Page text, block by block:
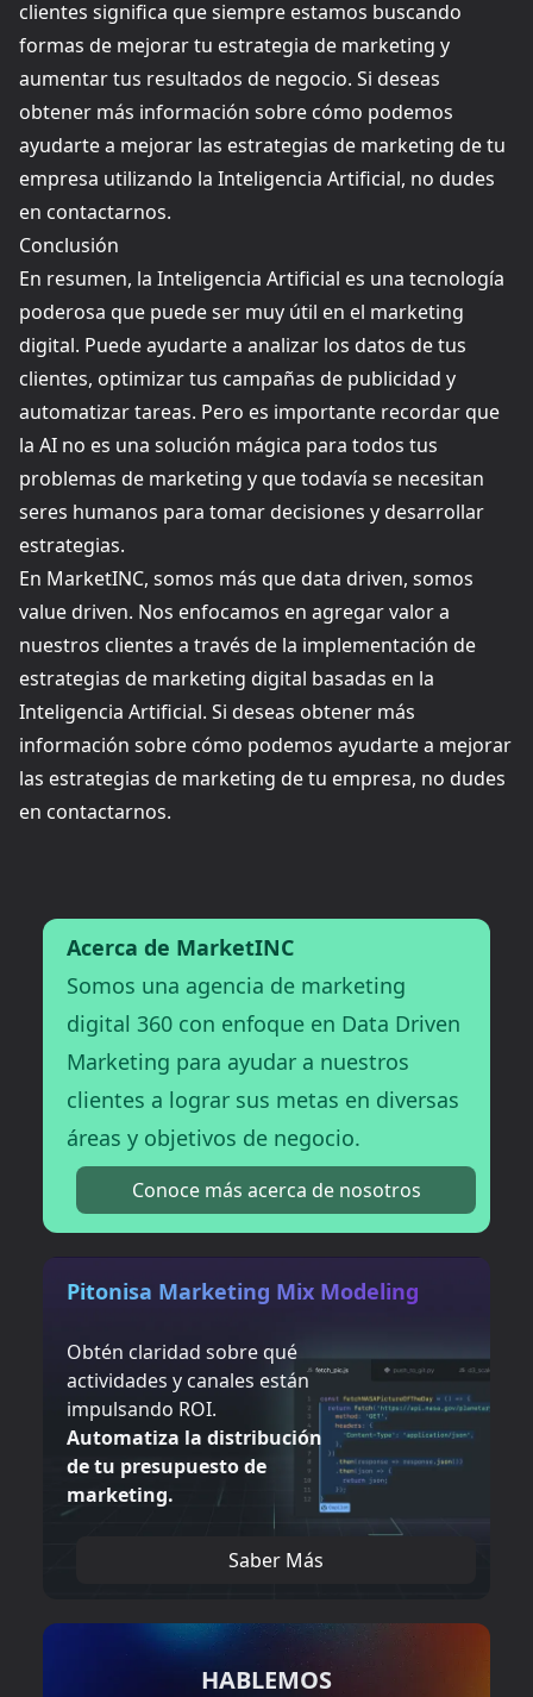
clientes significa que siempre estamos buscando
formas de mejorar tu estrategia de marketing y
aumentar tus resultados de negocio. Si deseas
obtener más información sobre cómo podemos
ayudarte a mejorar las estrategias de marketing de tu
empresa utilizando la Inteligencia Artificial, no dudes
en contactarnos.
Conclusión
En resumen, la Inteligencia Artificial es una tecnología
poderosa que puede ser muy útil en el marketing
digital. Puede ayudarte a analizar los datos de tus
clientes, optimizar tus campañas de publicidad y
automatizar tareas. Pero es importante recordar que
la AI no es una solución mágica para todos tus
problemas de marketing y que todavía se necesitan
seres humanos para tomar decisiones y desarrollar
estrategias.
En MarketINC, somos más que data driven, somos
value driven. Nos enfocamos en agregar valor a
nuestros clientes a través de la implementación de
estrategias de marketing digital basadas en la
Inteligencia Artificial. Si deseas obtener más
información sobre cómo podemos ayudarte a mejorar
las estrategias de marketing de tu empresa, no dudes
en contactarnos.
Acerca de MarketINC
Somos una agencia de marketing
digital 360 con enfoque en Data Driven
Marketing para ayudar a nuestros
clientes a lograr sus metas en diversas
áreas y objetivos de negocio.
Conoce más acerca de nosotros
Pitonisa Marketing Mix Modeling
Obtén claridad sobre qué
actividades y canales están
impulsando ROI.
Automatiza la distribución
de tu presupuesto de
marketing.
Saber Más
HABLEMOS